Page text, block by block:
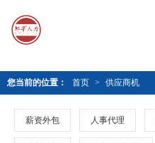
您当前的位置： 首页 > 供应商机
薪资外包 人事代理